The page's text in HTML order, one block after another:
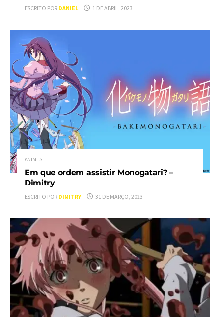
ESCRITO POR DANIEL 1 DE ABRIL, 2023
ANIMES
Em que ordem assistir Monogatari? –
Dimitry
ESCRITO POR DIMITRY 31 DE MARÇO, 2023